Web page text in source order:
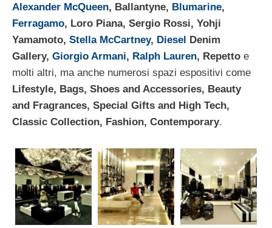
Alexander McQueen, Ballantyne, Blumarine,
Ferragamo, Loro Piana, Sergio Rossi, Yohji
Yamamoto, Stella McCartney, Diesel Denim
Gallery, Giorgio Armani, Ralph Lauren, Repetto e
molti altri, ma anche numerosi spazi espositivi come
Lifestyle, Bags, Shoes and Accessories, Beauty
and Fragrances, Special Gifts and High Tech,
Classic Collection, Fashion, Contemporary.